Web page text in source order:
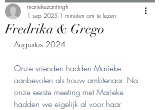
Fredrika & Grego
mariekezantingh
1 sep 2025 1 minuten om te lezen
Augustus 2024
Onze vrienden hadden Marieke
aanbevolen als trouw ambtenaar. Na
onze eerste meeting met Marieke
hadden we eigelijk al voor haar